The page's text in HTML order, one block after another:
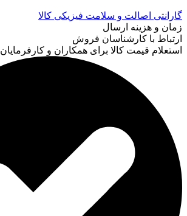
گارانتی اصالت و سلامت فیزیکی کالا
زمان و هزینه ارسال
ارتباط با کارشناسان فروش
استعلام قیمت کالا برای همکاران و کارفرمایان